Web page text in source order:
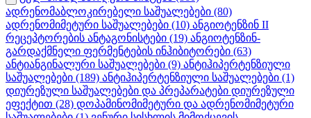
ადრენომაბლოკირებელი საშუალებები (80)
ადრენომიმეტური საშუალებები (10) ანგიოტენზინ II
რეცეპტორების ანტაგონისტები (19) ანგიოტენზინ-
გარდაქმნელი ფერმენტების ინჰიბიტორები (63)
ანტიანგინალური საშუალებები (9) ანტიჰიპერტენზიული
საშუალებები (189) ანტიჰიპერტენზიული საშუალებები (1)
დიურეზული საშუალებები და პრეპარატები დიურეზული
ეფექტით (28) დოპამინომიმეტური და ადრენომიმეტური